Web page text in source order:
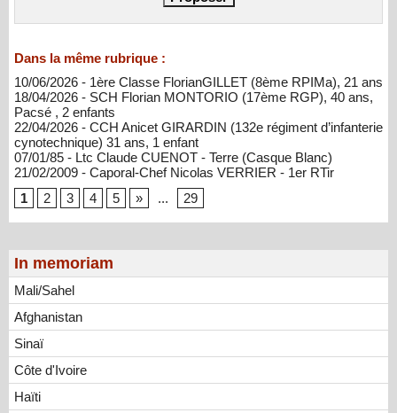
In memoriam
Mali/Sahel
Afghanistan
Sinaï
Côte d'Ivoire
Haïti
Dans la même rubrique :
10/06/2026 - 1ère Classe FlorianGILLET (8ème RPIMa), 21 ans
18/04/2026 - SCH Florian MONTORIO (17ème RGP), 40 ans,
Pacsé , 2 enfants
22/04/2026 - CCH Anicet GIRARDIN (132e régiment d’infanterie
cynotechnique) 31 ans, 1 enfant
07/01/85 - Ltc Claude CUENOT - Terre (Casque Blanc)
21/02/2009 - Caporal-Chef Nicolas VERRIER - 1er RTir
1
2 3 4 5 » ... 29